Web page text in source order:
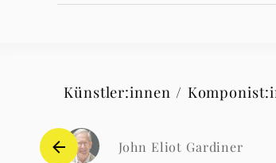
Künstler:innen /
John Eliot Gardiner